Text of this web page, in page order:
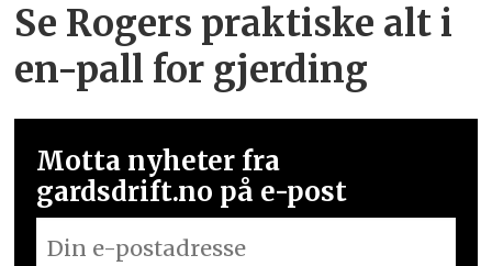
Se Rogers praktiske alt i
en-pall for gjerding
Motta nyheter fra
gardsdrift.no på e-post